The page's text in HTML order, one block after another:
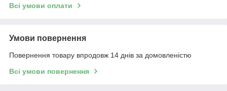
Всі умови оплати
Умови повернення
Повернення товару впродовж 14 днів за домовленістю
Всі умови повернення